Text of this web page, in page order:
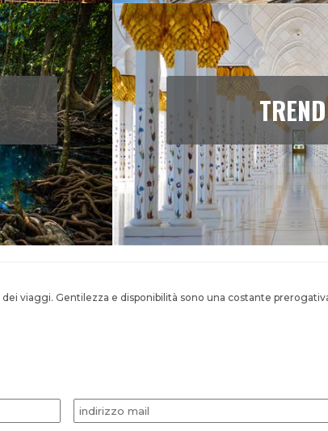
TREND
viaggi. Gentilezza e disponibilità sono una costante